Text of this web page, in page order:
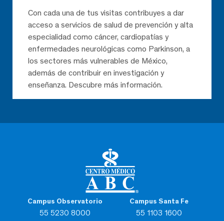
Campus Observatorio
55 5230 8000
Campus Santa Fe
55 1103 1600
Con cada una de tus visitas contribuyes a dar
acceso a servicios de salud de prevención y alta
especialidad como cáncer, cardiopatías y
enfermedades neurológicas como Parkinson, a
los sectores más vulnerables de México,
además de contribuir en investigación y
enseñanza. Descubre más información.